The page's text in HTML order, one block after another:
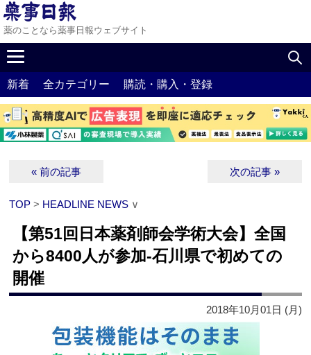
薬のことなら薬事日報ウェブサイト
新着 全カテゴリー 購読・購入・登録
« 前の記事 次の記事 »
TOP > HEADLINE NEWS ∨
【第51回日本薬剤師会学術大会】全国
から8400人が参加‐石川県で初めての
開催
2018年10月01日 (月)